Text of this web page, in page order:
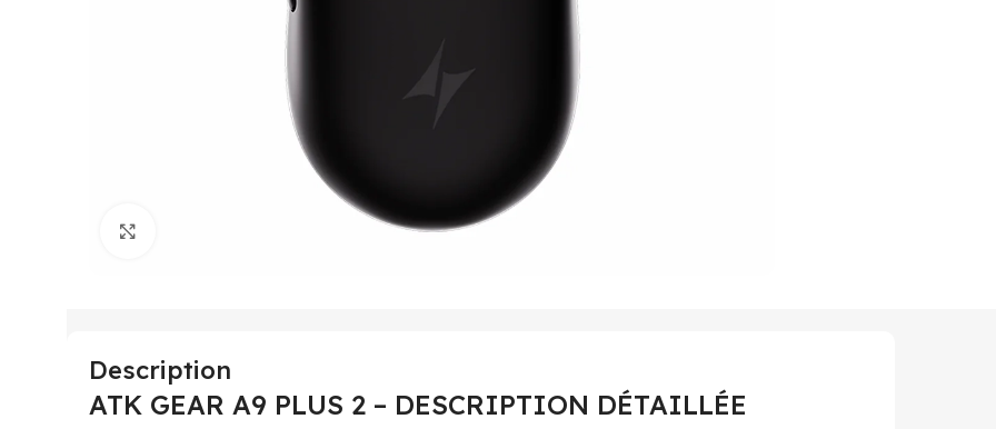
Description
ATK GEAR A9 PLUS 2 – DESCRIPTION DÉTAILLÉE